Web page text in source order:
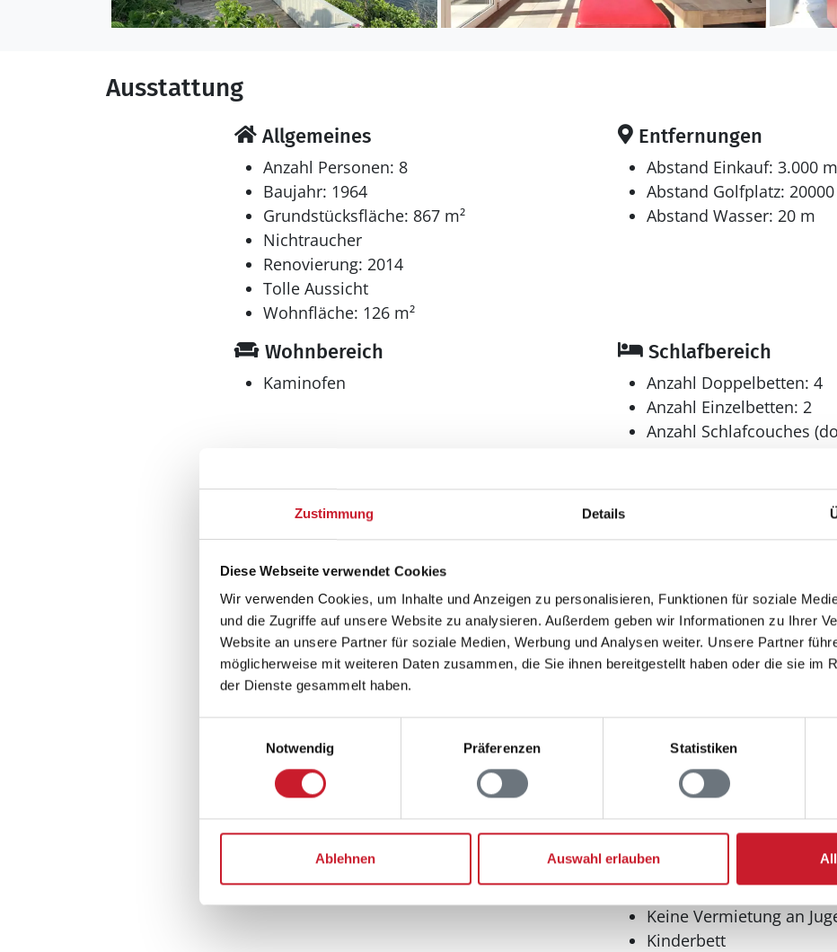
Zustimmung Details
Diese Webseite verwendet Cookies
Wir verwenden Cookies, um Inhalte und Anzeigen zu personalisieren, Funktionen für soziale
und die Zugriffe auf unsere Website zu analysieren. Außerdem geben wir Informationen zu Ihrer
Website an unsere Partner für soziale Medien, Werbung und Analysen weiter. Unsere Partner
möglicherweise mit weiteren Daten zusammen, die Sie ihnen bereitgestellt haben oder die sie im
der Dienste gesammelt haben.
Notwendig
Präferenzen Statistiken
Ablehnen Auswahl erlauben
schwedische Fernsehsender. 1-3 norwegische Fernsehsender. 1-3 deutsche
Whirlpool
Entspannen Sie sich im Innen-Durchlauf-Whirlpool für 2 Personen.
Ausstattung
Allgemeines
Anzahl Personen: 8
Baujahr: 1964
Grundstücksfläche: 867 m²
Nichtraucher
Renovierung: 2014
Tolle Aussicht
Wohnfläche: 126 m²
Entfernungen
Abstand Einkauf: 3.000 m
Abstand Golfplatz: 20000
Abstand Wasser: 20 m
Wohnbereich
Kaminofen
Schlafbereich
Anzahl Doppelbetten: 4
Anzahl Einzelbetten: 2
Anzahl Schlafcouches
Küche
Gefrierschrank l
Kühlschrank
Mikrowelle
Bad
Waschmaschine
Wellness
Sauna
Multimedia
Deutsches Fernsehen
Internet
Radio
Aussenbereich
Grill
Sandkiste
Sonstiges
Besonderheiten
Fußbodenheizung
Fußbodenheizung
Keine Vermietung an
Kinderbett